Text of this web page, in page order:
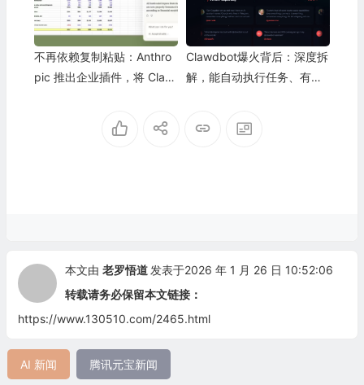
不再依赖复制粘贴：Anthro
pic 推出企业插件，将 Clau
Clawdbot爆火背后：深度拆
解，能自动执行任务、有持
本文由 老罗悟道 发表于2026 年 1 月 26 日 10:52:06
转载请务必保留本文链接：
https://www.130510.com/2465.html
AI 新闻 腾讯元宝新闻